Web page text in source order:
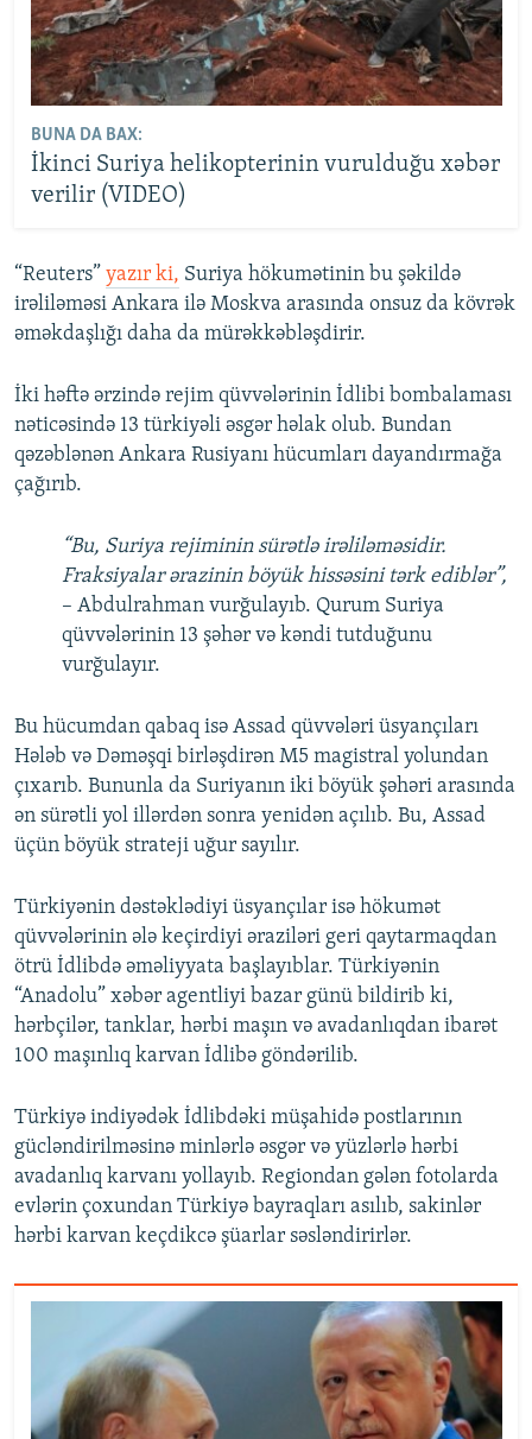
BUNA DA BAX:
İkinci Suriya helikopterinin vurulduğu xəbər
verilir (VIDEO)
“Reuters” yazır ki, Suriya hökumətinin bu şəkildə
irəliləməsi Ankara ilə Moskva arasında onsuz da kövrək
əməkdaşlığı daha da mürəkkəbləşdirir.
İki həftə ərzində rejim qüvvələrinin İdlibi bombalaması
nəticəsində 13 türkiyəli əsgər həlak olub. Bundan
qəzəblənən Ankara Rusiyanı hücumları dayandırmağa
çağırıb.
“Bu, Suriya rejiminin sürətlə irəliləməsidir.
Fraksiyalar ərazinin böyük hissəsini tərk ediblər”,
– Abdulrahman vurğulayıb. Qurum Suriya
qüvvələrinin 13 şəhər və kəndi tutduğunu
vurğulayır.
Bu hücumdan qabaq isə Assad qüvvələri üsyançıları
Hələb və Dəməşqi birləşdirən M5 magistral yolundan
çıxarıb. Bununla da Suriyanın iki böyük şəhəri arasında
ən sürətli yol illərdən sonra yenidən açılıb. Bu, Assad
üçün böyük strateji uğur sayılır.
Türkiyənin dəstəklədiyi üsyançılar isə hökumət
qüvvələrinin ələ keçirdiyi əraziləri geri qaytarmaqdan
ötrü İdlibdə əməliyyata başlayıblar. Türkiyənin
“Anadolu” xəbər agentliyi bazar günü bildirib ki,
hərbçilər, tanklar, hərbi maşın və avadanlıqdan ibarət
100 maşınlıq karvan İdlibə göndərilib.
Türkiyə indiyədək İdlibdəki müşahidə postlarının
gücləndirilməsinə minlərlə əsgər və yüzlərlə hərbi
avadanlıq karvanı yollayıb. Regiondan gələn fotolarda
evlərin çoxundan Türkiyə bayraqları asılıb, sakinlər
hərbi karvan keçdikcə şüarlar səsləndirirlər.